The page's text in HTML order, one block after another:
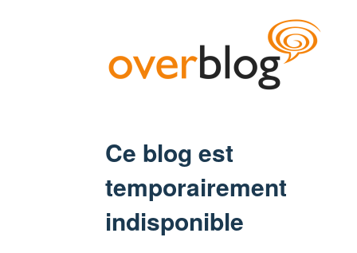
Ce blog est
temporairement
indisponible